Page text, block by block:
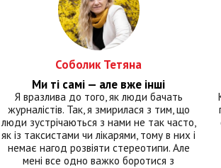
Соболик Тетяна
Ми ті самі — але вже інші
Я вразлива до того, як люди бачать
журналістів. Так, я змирилася з тим, що
люди зустрічаються з нами не так часто,
як із таксистами чи лікарями, тому в них і
немає нагод розвіяти стереотипи. Але
мені все одно важко боротися з